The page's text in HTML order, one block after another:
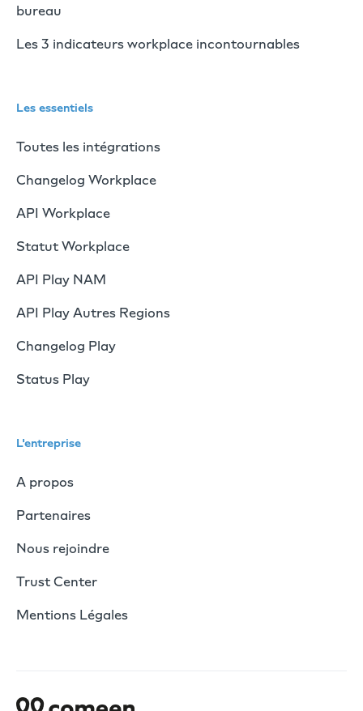
bureau
Les 3 indicateurs workplace incontournables
Les essentiels
Toutes les intégrations
Changelog Workplace
API Workplace
Statut Workplace
API Play NAM
API Play Autres Regions
Changelog Play
Status Play
L'entreprise
A propos
Partenaires
Nous rejoindre
Trust Center
Mentions Légales